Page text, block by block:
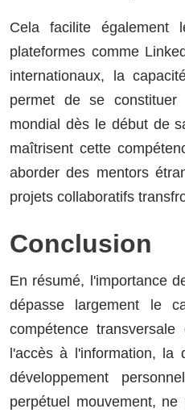
Cela facilite également
plateformes comme
internationaux, la
permet de se constituer
mondial dès le début de
maîtrisent cette
aborder des mentors
projets collaboratifs
Conclusion
En résumé, l'importance
dépasse largement le
compétence
l'accès à l'information, la
développement
perpétuel mouvement,